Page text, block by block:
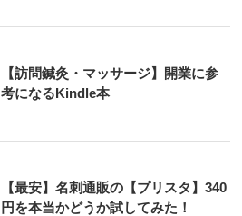
【訪問鍼灸・マッサージ】開業に参
考になるKindle本
【最安】名刺通販の【プリスタ】340
円を本当かどうか試してみた！